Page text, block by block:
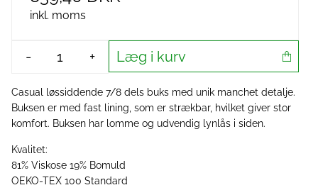
inkl. moms
- + Læg i kurv
Casual løssiddende 7/8 dels buks med unik manchet detalje.
Buksen er med fast lining, som er strækbar, hvilket giver stor
komfort. Buksen har lomme og udvendig lynlås i siden.
Kvalitet:
81% Viskose 19% Bomuld
OEKO-TEX 100 Standard